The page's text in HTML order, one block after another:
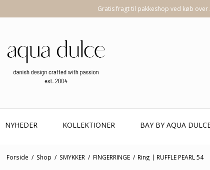
Gratis fragt til pakkeshop ved køb over
NYHEDER KOLLEKTIONER BAY BY AQUA
Forside / Shop / SMYKKER / FINGERRINGE / Ring | RUFFLE PEARL 54